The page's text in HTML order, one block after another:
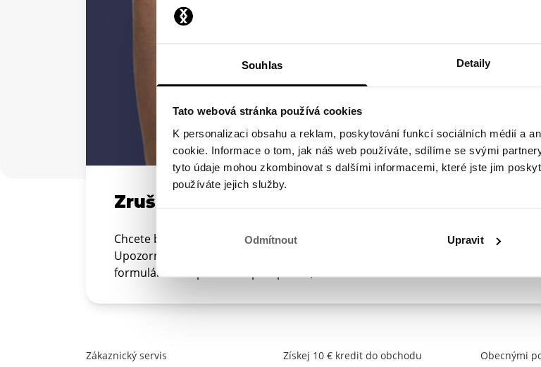
Souhlas Detaily
Tato webová stránka používá cookies
K personalizaci obsahu a reklam, poskytování funkcí sociálních médií a
cookie. Informace o tom, jak náš web používáte, sdílíme se svými
tyto údaje mohou zkombinovat s dalšími informacemi, které jste jim
používáte jejich služby.
Odmítnout Upravit
Zrušení předplatného ON THAT ASS
Chcete během lhůty na rozmyšlenou zrušit své předplatné ON THAT ASS?
Upozornění: Pouze vy nebo oprávněná osoba může zrušit předplatné na vaše
formulář zvlášť pro každé předplatné, které chcete zrušit.
Zákaznický servis Získej 10 € kredit do obchodu Obecnými